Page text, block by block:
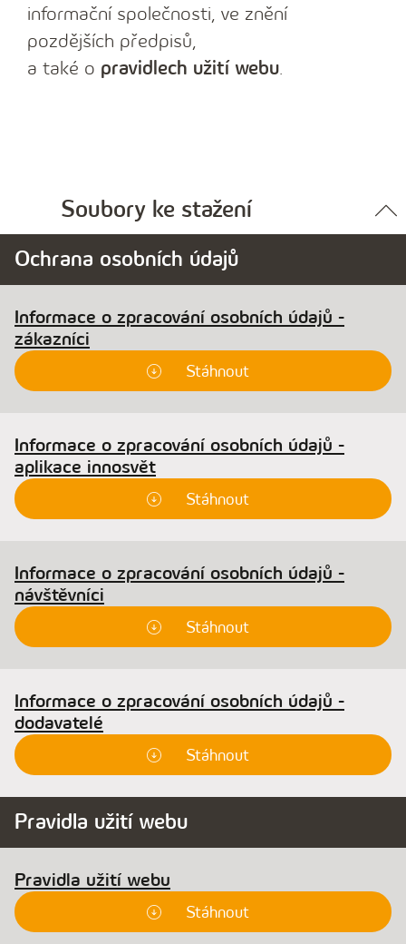
informační společnosti, ve znění
pozdějších předpisů,
a také o pravidlech užití webu.
Soubory ke stažení
Ochrana osobních údajů
Informace o zpracování osobních údajů -
zákazníci
Stáhnout
Informace o zpracování osobních údajů -
aplikace innosvět
Stáhnout
Informace o zpracování osobních údajů -
návštěvníci
Stáhnout
Informace o zpracování osobních údajů -
dodavatelé
Stáhnout
Pravidla užití webu
Pravidla užití webu
Stáhnout